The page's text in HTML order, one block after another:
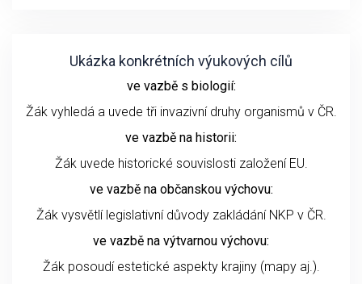
Ukázka konkrétních výukových cílů
ve vazbě s biologií:
Žák vyhledá a uvede tři invazivní druhy organismů v ČR.
ve vazbě na historii:
Žák uvede historické souvislosti založení EU.
ve vazbě na občanskou výchovu:
Žák vysvětlí legislativní důvody zakládání NKP v ČR.
ve vazbě na výtvarnou výchovu:
Žák posoudí estetické aspekty krajiny (mapy aj.).